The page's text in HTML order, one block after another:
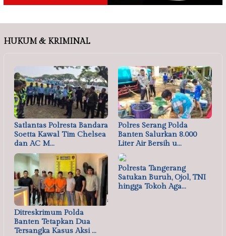
HUKUM & KRIMINAL
Satlantas Polresta Bandara
Soetta Kawal Tim Chelsea
dan AC M…
Polres Serang Polda
Banten Salurkan 8.000
Liter Air Bersih u…
Ditreskrimum Polda
Banten Tetapkan Dua
Tersangka Kasus Aksi …
Polresta Tangerang
Satukan Buruh, Ojol, TNI
hingga Tokoh Aga…